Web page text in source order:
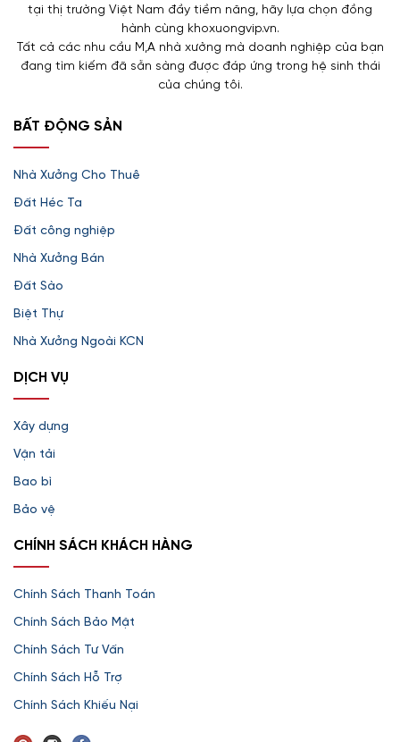
tại thị trường Việt Nam đầy tiềm năng, hãy lựa chọn đồng
hành cùng khoxuongvip.vn.
Tất cả các nhu cầu M,A nhà xưởng mà doanh nghiệp của bạn
đang tìm kiếm đã sẵn sàng được đáp ứng trong hệ sinh thái
của chúng tôi.
BẤT ĐỘNG SẢN
Nhà Xưởng Cho Thuê
Đất Héc Ta
Đất công nghiệp
Nhà Xưởng Bán
Đất Sào
Biệt Thự
Nhà Xưởng Ngoài KCN
DỊCH VỤ
Xây dựng
Vận tải
Bao bì
Bảo vệ
CHÍNH SÁCH KHÁCH HÀNG
Chính Sách Thanh Toán
Chính Sách Bảo Mật
Chính Sách Tư Vấn
Chính Sách Hỗ Trợ
Chính Sách Khiếu Nại